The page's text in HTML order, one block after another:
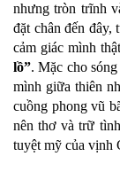
nhưng tròn trĩnh
đặt chân đến
cảm giác mình
lồ”. Mặc cho
mình giữa thiên
cuồng phong vũ
nên thơ và trữ
tuyệt mỹ của vịnh